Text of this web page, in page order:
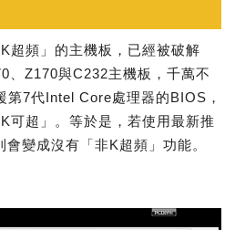
超頻」的主機板，已經被破解
、Z170與C232主機板，千萬不
第7代Intel Core處理器的BIOS，
可超」。等於是，若使用最新推
變成沒有「非K超頻」功能。